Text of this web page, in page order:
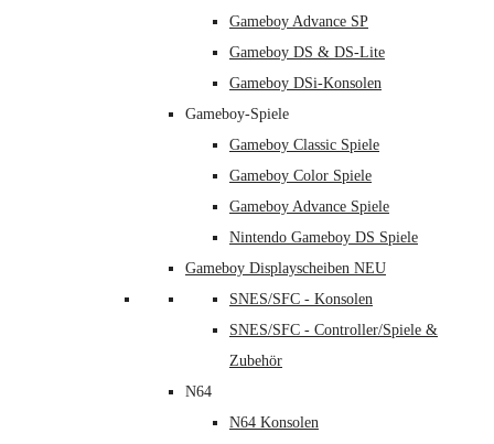
Gameboy Advance SP
Gameboy DS & DS-Lite
Gameboy DSi-Konsolen
Gameboy-Spiele
Gameboy Classic Spiele
Gameboy Color Spiele
Gameboy Advance Spiele
Nintendo Gameboy DS Spiele
Gameboy Displayscheiben NEU
SNES/SFC - Konsolen
SNES/SFC - Controller/Spiele &
Zubehör
N64
N64 Konsolen